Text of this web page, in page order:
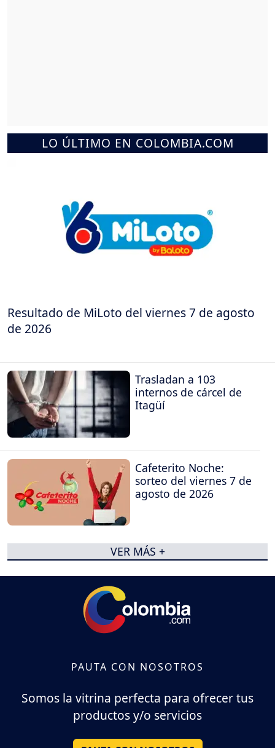
LO ÚLTIMO EN COLOMBIA.COM
Resultado de MiLoto del viernes 7 de agosto
de 2026
Trasladan a 103
internos de cárcel de
Itagüí
Cafeterito Noche:
sorteo del viernes 7 de
agosto de 2026
VER MÁS +
PAUTA CON NOSOTROS
Somos la vitrina perfecta para ofrecer tus
productos y/o servicios